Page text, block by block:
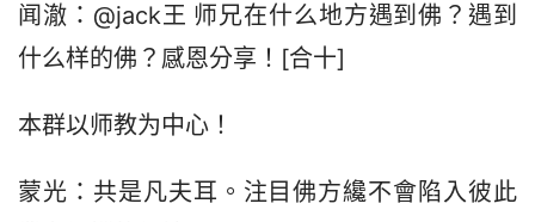
闻澈：@jack王 师兄在什么地方遇到佛？遇到
什么样的佛？感恩分享！[合十]
本群以师教为中心！
蒙光：共是凡夫耳。注目佛方纔不會陷入彼此